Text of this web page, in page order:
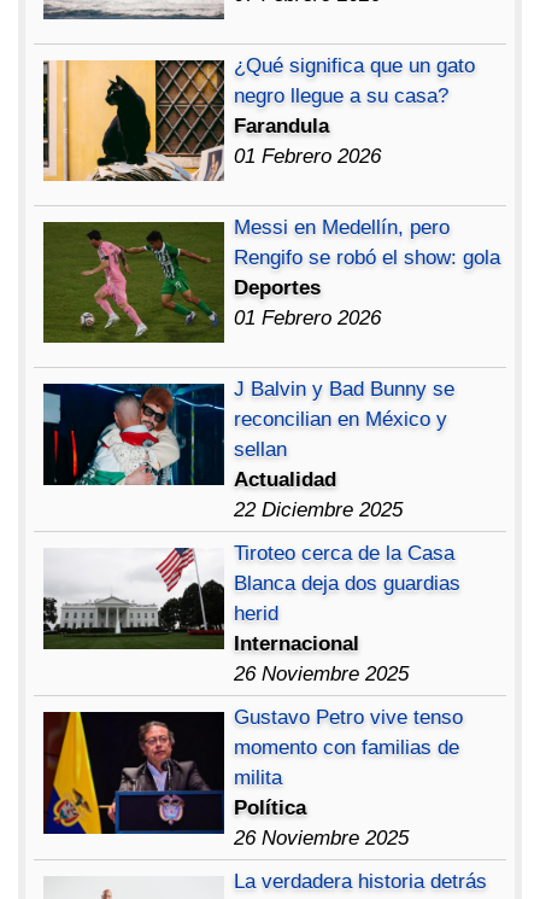
¿Qué significa que un gato
negro llegue a su casa?
Farandula
01 Febrero 2026
Messi en Medellín, pero
Rengifo se robó el show: gola
Deportes
01 Febrero 2026
J Balvin y Bad Bunny se
reconcilian en México y
sellan
Actualidad
22 Diciembre 2025
Tiroteo cerca de la Casa
Blanca deja dos guardias
herid
Internacional
26 Noviembre 2025
Gustavo Petro vive tenso
momento con familias de
milita
Política
26 Noviembre 2025
La verdadera historia detrás